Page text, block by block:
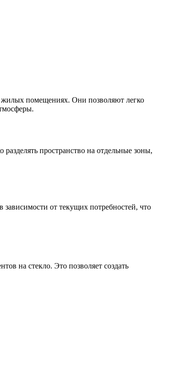
жилых помещениях. Они позволяют легко
пространство на отдельные зоны,
от текущих потребностей, что
на стекло. Это позволяет создать